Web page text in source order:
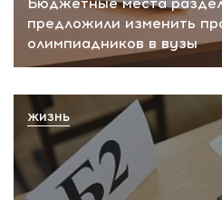
Бюджетные места
предложили изменить
олимпиадников в вузы
ЖИЗНЬ